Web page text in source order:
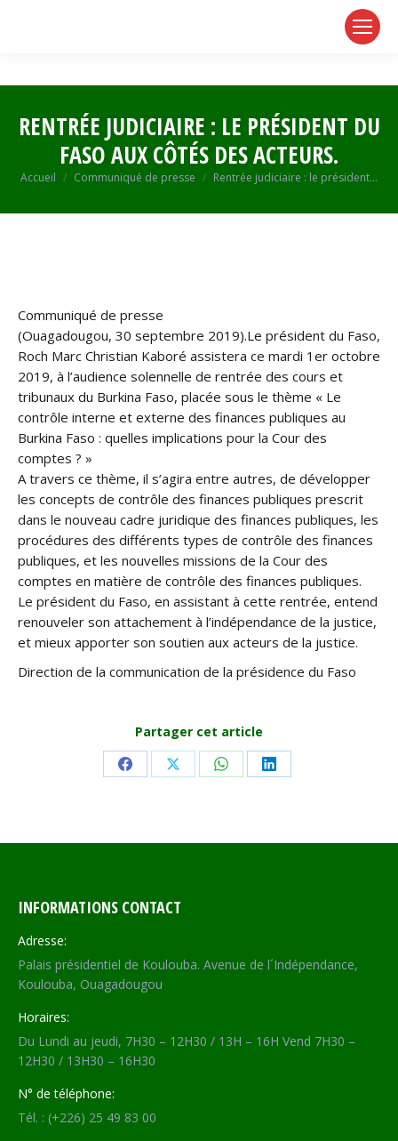
RENTRÉE JUDICIAIRE : LE PRÉSIDENT DU
FASO AUX CÔTÉS DES ACTEURS.
Vous êtes ici :
Accueil Communiqué de presse Rentrée judiciaire : le président…
Communiqué de presse
(Ouagadougou, 30 septembre 2019).Le président du Faso,
Roch Marc Christian Kaboré assistera ce mardi 1er octobre
2019, à l’audience solennelle de rentrée des cours et
tribunaux du Burkina Faso, placée sous le thème « Le
contrôle interne et externe des finances publiques au
Burkina Faso : quelles implications pour la Cour des
comptes ? »
A travers ce thème, il s’agira entre autres, de développer
les concepts de contrôle des finances publiques prescrit
dans le nouveau cadre juridique des finances publiques, les
procédures des différents types de contrôle des finances
publiques, et les nouvelles missions de la Cour des
comptes en matière de contrôle des finances publiques.
Le président du Faso, en assistant à cette rentrée, entend
renouveler son attachement à l’indépendance de la justice,
et mieux apporter son soutien aux acteurs de la justice.
Direction de la communication de la présidence du Faso
Partager cet article
Share Share Share Share
INFORMATIONS CONTACT
Adresse:
Palais présidentiel de Koulouba. Avenue de l´Indépendance,
Koulouba, Ouagadougou
Horaires:
Du Lundi au jeudi, 7H30 – 12H30 / 13H – 16H Vend 7H30 –
12H30 / 13H30 – 16H30
N° de téléphone:
Tél. : (+226) 25 49 83 00